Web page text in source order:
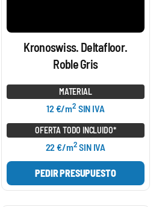
Kronoswiss. Deltafloor.
Roble Gris
MATERIAL
12 €/m2 SIN IVA
OFERTA TODO INCLUIDO*
22 €/m2SIN IVA
PEDIR PRESUPUESTO